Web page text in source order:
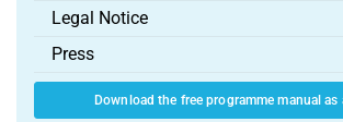
Legal Notice
Press
Download the free programme manual as